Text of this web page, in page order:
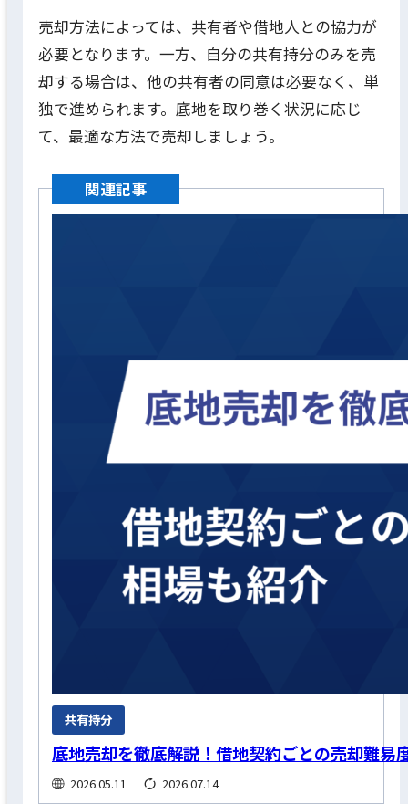
売却方法によっては、共有者や借地人との協力が
必要となります。一方、自分の共有持分のみを売
却する場合は、他の共有者の同意は必要なく、単
独で進められます。底地を取り巻く状況に応じ
て、最適な方法で売却しましょう。
関連記事
共有持分
底地売却を徹底解説！借地契約ごとの売却難易
2026.05.11 2026.07.14